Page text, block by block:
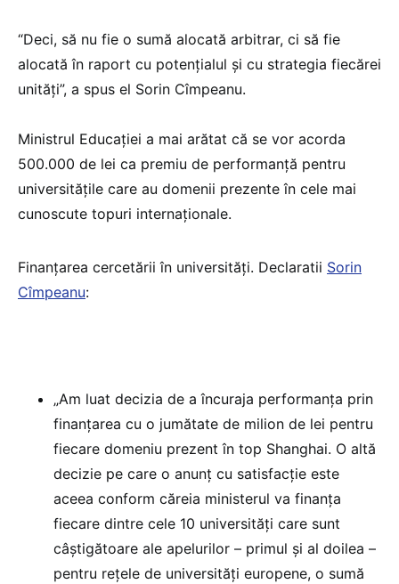
“Deci, să nu fie o sumă alocată arbitrar, ci să fie
alocată în raport cu potenţialul şi cu strategia fiecărei
unităţi”, a spus el Sorin Cîmpeanu.
Ministrul Educaţiei a mai arătat că se vor acorda
500.000 de lei ca premiu de performanţă pentru
universităţile care au domenii prezente în cele mai
cunoscute topuri internaţionale.
Finanțarea cercetării în universități. Declaratii Sorin
Cîmpeanu:
„Am luat decizia de a încuraja performanţa prin
finanţarea cu o jumătate de milion de lei pentru
fiecare domeniu prezent în top Shanghai. O altă
decizie pe care o anunţ cu satisfacţie este
aceea conform căreia ministerul va finanţa
fiecare dintre cele 10 universităţi care sunt
câştigătoare ale apelurilor – primul şi al doilea –
pentru reţele de universităţi europene, o sumă